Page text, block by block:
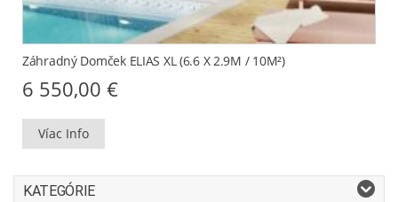
Záhradný Domček ELIAS XL (6.6 X 2.9M / 10M²)
6 550,00 €
Víac Info
KATEGÓRIE